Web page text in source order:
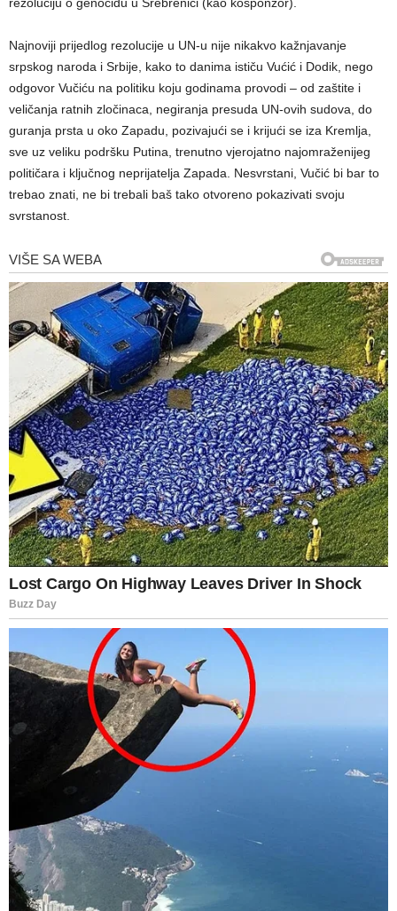
rezoluciju o genocidu u Srebrenici (kao kosponzor).
Najnoviji prijedlog rezolucije u UN-u nije nikakvo kažnjavanje
srpskog naroda i Srbije, kako to danima ističu Vućić i Dodik, nego
odgovor Vučiću na politiku koju godinama provodi – od zaštite i
veličanja ratnih zločinaca, negiranja presuda UN-ovih sudova, do
guranja prsta u oko Zapadu, pozivajući se i krijući se iza Kremlja,
sve uz veliku podršku Putina, trenutno vjerojatno najomraženijeg
političara i ključnog neprijatelja Zapada. Nesvrstani, Vučić bi bar to
trebao znati, ne bi trebali baš tako otvoreno pokazivati svoju
svrstanost.